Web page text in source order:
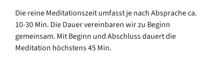
Die reine Meditationszeit umfasst je nach Absprache ca.
10-30 Min. Die Dauer vereinbaren wir zu Beginn
gemeinsam. Mit Beginn und Abschluss dauert die
Meditation höchstens 45 Min.